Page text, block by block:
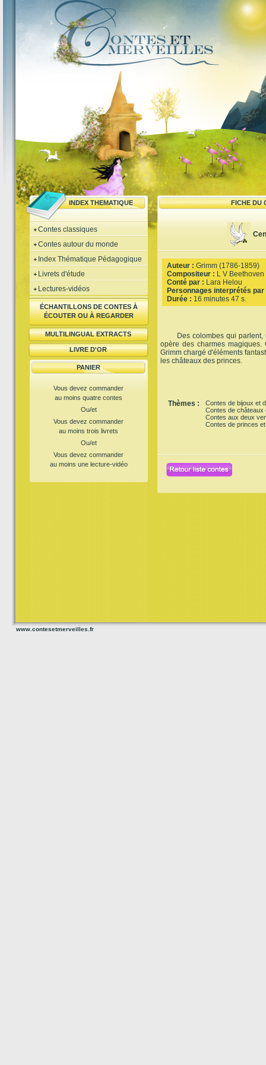
INDEX THEMATIQUE FICHE DU
Contes classiques
Contes autour du monde
Index Thématique Pédagogique
Livrets d'étude
Lectures-vidéos
ÉCHANTILLONS DE CONTES À
ÉCOUTER OU À REGARDER
MULTILINGUAL EXTRACTS
LIVRE D'OR
PANIER
Vous devez commander
au moins quatre contes
Ou/et
Vous devez commander
au moins trois livrets
Ou/et
Vous devez commander
au moins une lecture-vidéo
Auteur : Grimm (1786-1859)
Compositeur : L V
Conté par : Lara Helou
Personnages interprétés par
Durée : 16 minutes 47 s.
Des colombes qui parlent,
opère des charmes
Grimm chargé d'éléments
les châteaux des princes.
Thèmes :
Contes de bijoux et
Contes de châteaux
Contes aux deux
Contes de princes
www.contesetmerveilles.fr